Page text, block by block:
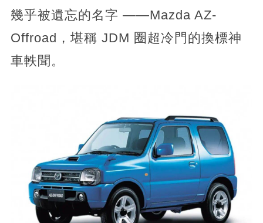
幾乎被遺忘的名字 ——Mazda AZ-
Offroad，堪稱 JDM 圈超冷門的換標神
車軼聞。